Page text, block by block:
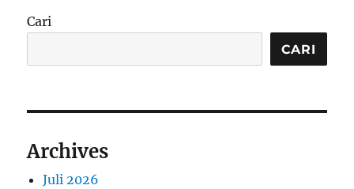
Cari
CARI
Archives
Juli 2026